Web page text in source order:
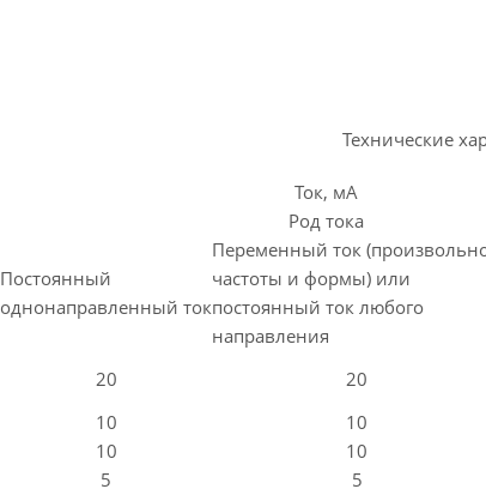
Технические
Ток, мА
Род тока
Постоянный
однонаправленный ток
Переменный ток
частоты и формы) или
постоянный ток любого
направления
20 20
10 10
10 10
5 5